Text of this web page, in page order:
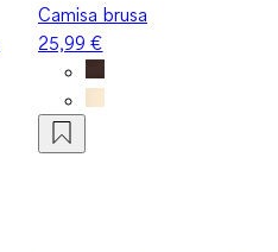
Camisa brusa
25,99 €